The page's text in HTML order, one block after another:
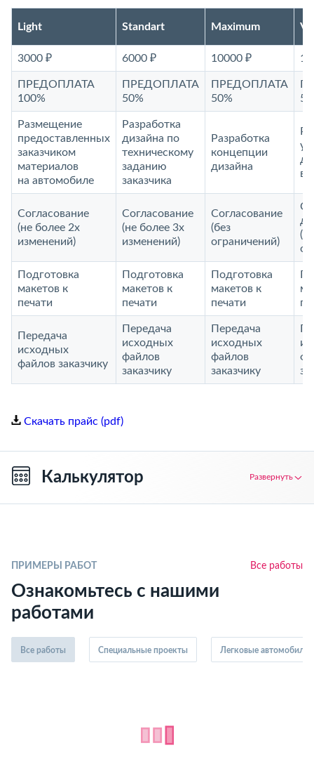
Light Standart Maximum
3000 ₽ 6000 ₽ 10000 ₽
ПРЕДОПЛАТА
100%
ПРЕДОПЛАТА
50%
ПРЕДОПЛАТА
50%
Размещение
предоставленных
заказчиком
материалов
на автомобиле
Разработка
дизайна по
техническому
заданию
заказчика
Разработка
концепции
дизайна
Согласование
(не более 2х
изменений)
Согласование
(не более 3х
изменений)
Согласование
(без
ограничений)
Подготовка
макетов к
печати
Подготовка
макетов к
печати
Подготовка
макетов к
печати
Передача
исходных
файлов заказчику
Передача
исходных
файлов
заказчику
Передача
исходных
файлов
заказчику
Скачать прайс (pdf)
Калькулятор Развернуть
ПРИМЕРЫ РАБОТ Все работы
Ознакомьтесь с нашими
работами
Все работы Специальные проекты Легковые автомобили